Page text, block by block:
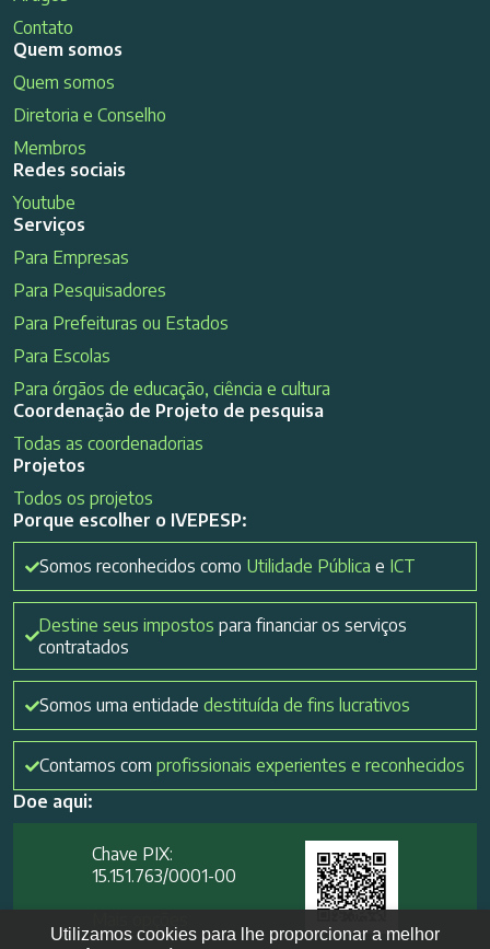
Contato
Quem somos
Quem somos
Diretoria e Conselho
Membros
Redes sociais
Youtube
Serviços
Para Empresas
Para Pesquisadores
Para Prefeituras ou Estados
Para Escolas
Para órgãos de educação, ciência e cultura
Coordenação de Projeto de pesquisa
Todas as coordenadorias
Projetos
Todos os projetos
Porque escolher o IVEPESP:
Somos reconhecidos como Utilidade Pública e ICT
Destine seus impostos para financiar os serviços
contratados
Somos uma entidade destituída de fins lucrativos
Contamos com profissionais experientes e reconhecidos
Doe aqui:
Chave PIX:
15.151.763/0001-00​
Utilizamos cookies para lhe proporcionar a melhor